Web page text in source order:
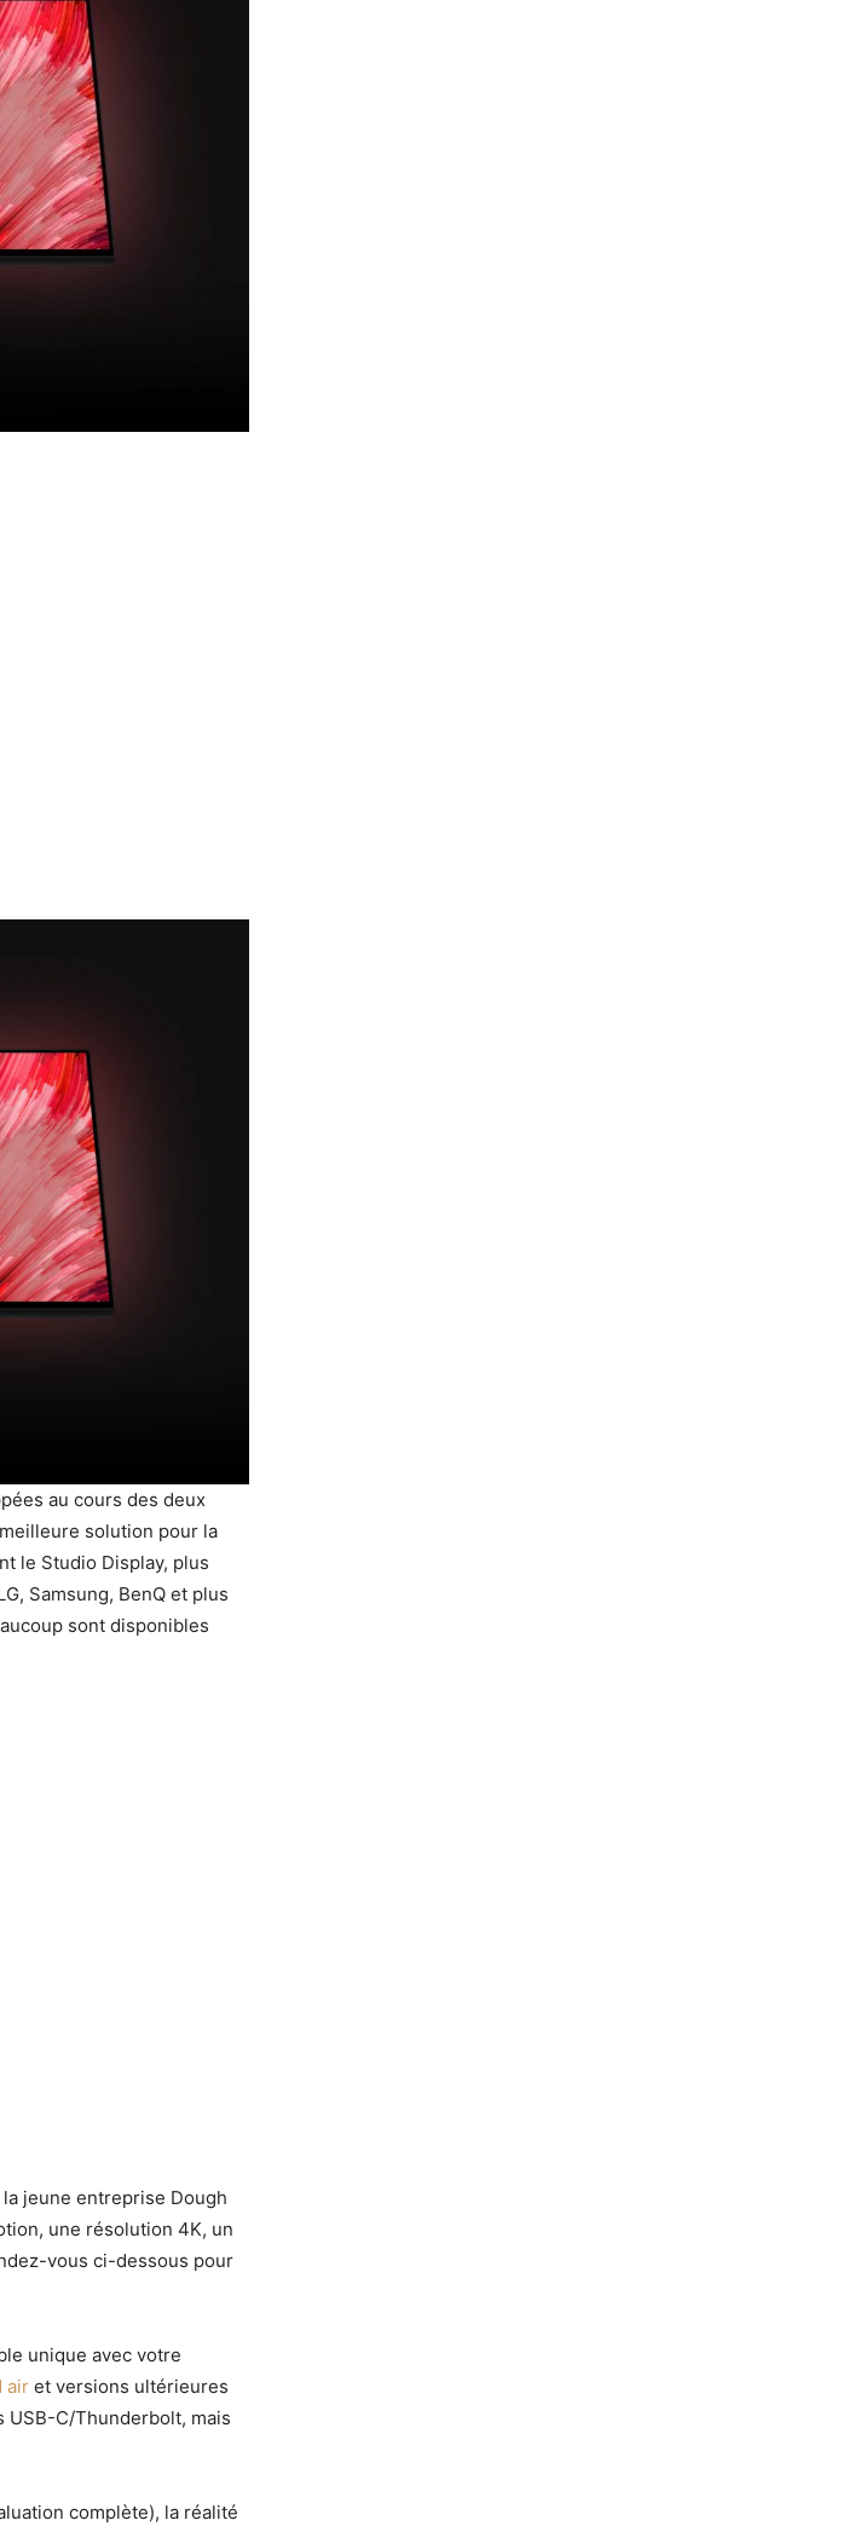
au cours des deux
solution pour la
le Studio Display, plus
Samsung, BenQ et plus
sont disponibles
jeune entreprise Dough
une résolution 4K, un
vous ci-dessous pour
unique avec votre
air et versions ultérieures
USB-C/Thunderbolt, mais
complète), la réalité